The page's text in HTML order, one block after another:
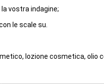
vostra indagine;
le scale su.
lozione cosmetica, olio